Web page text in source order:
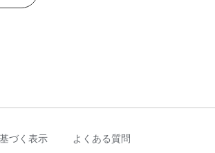
づく表示 よくある質問